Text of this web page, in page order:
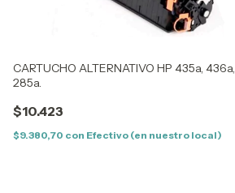
CARTUCHO ALTERNATIVO HP 435a, 436a,
285a.
$10.423
$9.380,70 con Efectivo (en nuestro local)